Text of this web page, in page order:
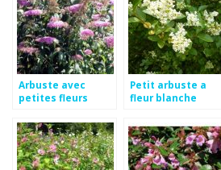
Arbuste avec
petites fleurs
Petit arbuste a
fleur blanche